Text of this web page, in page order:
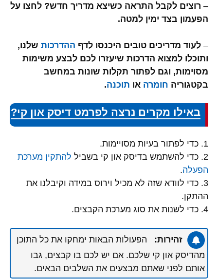
– רוצים לקבל התראה כשיצא מדריך חדש? לחצו על
הפעמון בצד ימין למטה.
– לעוד מדריכים טובים היכנסו לדף ההדרכות שלנו,
ותוכלו למצוא הדרכות שיעזרו לכם לבצע משימות
מסוימות, וגם לפתור תקלות שונות במחשב
בקטגוריה חומרה או תוכנה.
באילו מקרים נרצה לפרמט דיסק און קי?
1. כדי לפתור בעיות מסויימות.
2. כדי להשתמש בדיסק און קי בשביל
להתקין מערכת
הפעלה.
3. כדי לוודא שזה לא מכיל וירוס במידה וקיבלנו את
ההתקן.
4. כדי לשנות את סוג מערכת הקבצים.
זהירות:
הפעולות הבאות ימחקו את כל התוכן
מהדיסק און קי שלכם. אם יש לכם בו קבצים, גבו
אותם לפני שאתם מבצעים את השלבים הבאים.